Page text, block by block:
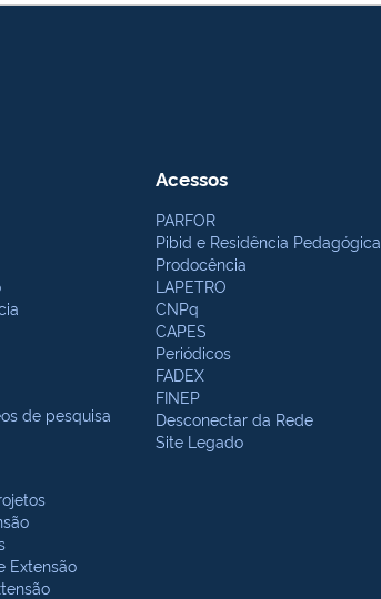
de pesquisa
Extensão
Acessos
PARFOR
Pibid e Residência Pedagógica
Prodocência
LAPETRO
CNPq
CAPES
Periódicos
FADEX
FINEP
Desconectar da Rede
Site Legado